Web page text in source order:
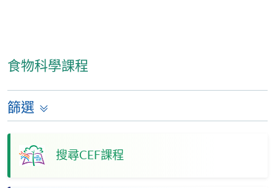
食物科學課程
篩選
搜尋CEF課程